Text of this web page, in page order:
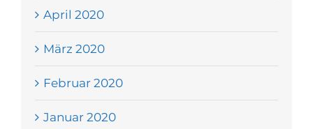
April 2020
März 2020
Februar 2020
Januar 2020